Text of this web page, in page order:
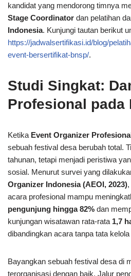
kandidat yang mendorong timnya
Stage Coordinator dan pelatihan
Indonesia. Kunjungi tautan berikut
https://jadwalsertifikasi.id/blog/
event-bersertifikat-bnsp/.
Studi Singkat:
Profesional pada
Ketika Event Organizer
sebuah festival desa berubah total.
tahunan, tetapi menjadi peristiwa
sosial. Menurut survei yang
Organizer Indonesia (AEOI, 2023)
acara profesional mampu
pengunjung hingga 82% dan
kunjungan wisatawan rata-rata 1,7
dibandingkan acara tanpa tata
Bayangkan sebuah festival desa di
terorganisasi dengan baik. Jalur